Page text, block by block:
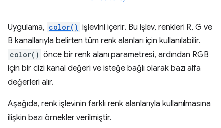
Uygulama, color() işlevini içerir. Bu işlev, renkleri R, G ve
B kanallarıyla belirten tüm renk alanları için kullanılabilir.
color() önce bir renk alanı parametresi, ardından RGB
için bir dizi kanal değeri ve isteğe bağlı olarak bazı alfa
değerleri alır.
Aşağıda, renk işlevinin farklı renk alanlarıyla kullanılmasına
ilişkin bazı örnekler verilmiştir.